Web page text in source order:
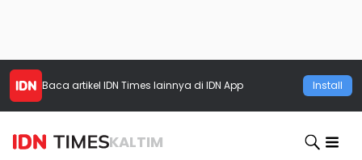
Baca artikel IDN Times lainnya di IDN App Install
KALTIM